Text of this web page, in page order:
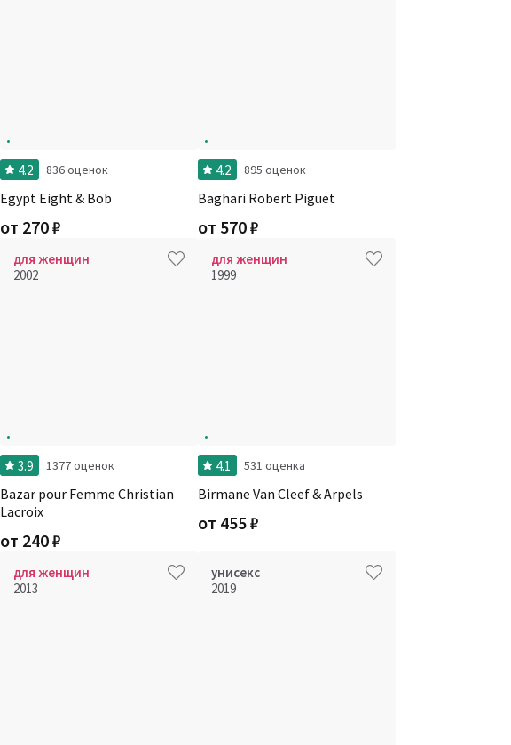
4.2 836 оценок
Egypt Eight & Bob
от 270₽
4.2 895 оценок
Baghari Robert Piguet
от 570₽
для женщин
2002
3.9 1377 оценок
Bazar pour Femme Christian
Lacroix
от 240₽
для женщин
1999
4.1 531 оценка
Birmane Van Cleef & Arpels
от 455₽
для женщин
2013
унисекс
2019